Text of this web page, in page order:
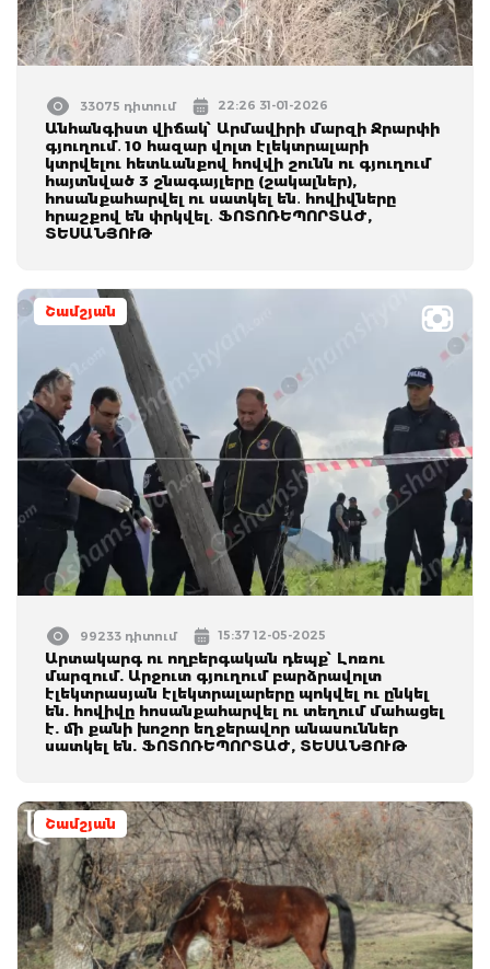
33075 դիտում 22:26 31-01-2026
Անհանգիստ վիճակ՝ Արմավիրի մարզի Ջրարփի
գյուղում․ 10 հազար վոլտ էլեկտրալարի
կտրվելու հետևանքով հովվի շունն ու գյուղում
հայտնված 3 շնագայլերը (շակալներ),
հոսանքահարվել ու սատկել են․ հովիվները
հրաշքով են փրկվել․ ՖՈՏՈՌԵՊՈՐՏԱԺ,
ՏԵՍԱՆՅՈՒԹ
Շամշյան
99233 դիտում 15:37 12-05-2025
Արտակարգ ու ողբերգական դեպք՝ Լոռու
մարզում. Արջուտ գյուղում բարձրավոլտ
էլեկտրասյան էլեկտրալարերը պոկվել ու ընկել
են. հովիվը հոսանքահարվել ու տեղում մահացել
է. մի քանի խոշոր եղջերավոր անասուններ
սատկել են. ՖՈՏՈՌԵՊՈՐՏԱԺ, ՏԵՍԱՆՅՈՒԹ
Շամշյան